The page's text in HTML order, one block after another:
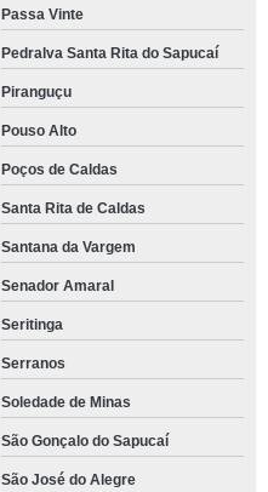
Passa Vinte
Pedralva Santa Rita do Sapucaí
Piranguçu
Pouso Alto
Poços de Caldas
Santa Rita de Caldas
Santana da Vargem
Senador Amaral
Seritinga
Serranos
Soledade de Minas
São Gonçalo do Sapucaí
São José do Alegre